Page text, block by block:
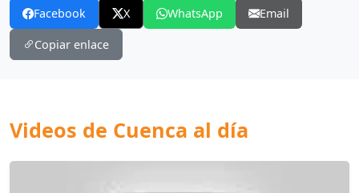
Facebook X WhatsApp Email
Copiar enlace
Videos de Cuenca al día